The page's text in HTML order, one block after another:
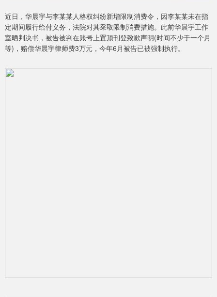
近日，华晨宇与李某某人格权纠纷新增限制消费令，因李某某未在指
定期间履行给付义务，法院对其采取限制消费措施。此前华晨宇工作
室晒判决书，被告被判在账号上置顶刊登致歉声明(时间不少于一个月
等)，赔偿华晨宇律师费3万元，今年6月被告已被强制执行。